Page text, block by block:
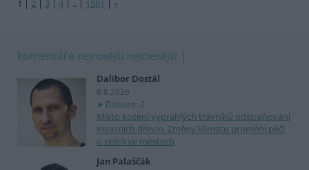
1 | 2 | 3 | 4 | .. | 1581 | »
komentáře nejnovější nejčtenější
Dalibor Dostál
8.8.2026
Diskuse: 2
Místo kosení vyprahlých trávníků odstraňování
invazních dřevin. Změny klimatu promění péči
o zeleň ve městech
Jan Palaščák